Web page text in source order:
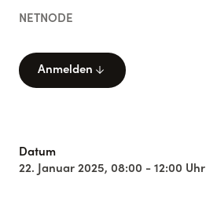
NETNODE
Anmelden arrow_downward
Datum
22. Januar 2025, 08:00 - 12:00 Uhr